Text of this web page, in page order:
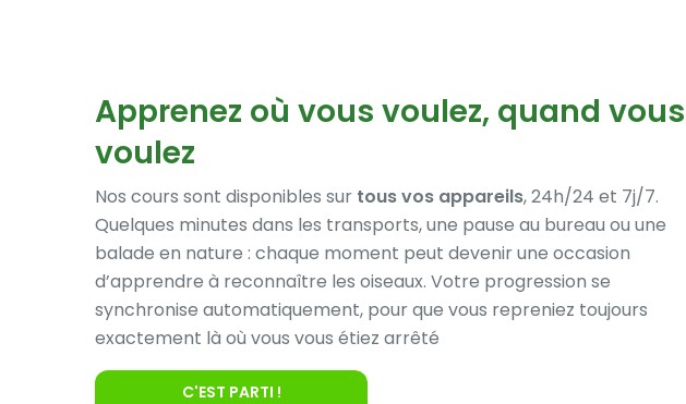
Apprenez où vous voulez, quand vous
voulez
Nos cours sont disponibles sur tous vos appareils, 24h/24 et 7j/7.
Quelques minutes dans les transports, une pause au bureau ou une
balade en nature : chaque moment peut devenir une occasion
d’apprendre à reconnaître les oiseaux. Votre progression se
synchronise automatiquement, pour que vous repreniez toujours
exactement là où vous vous étiez arrêté
C'EST PARTI !